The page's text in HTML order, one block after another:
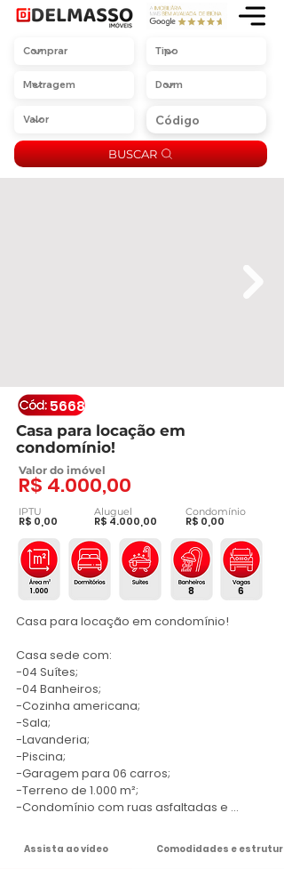
BUSCAR
5668
Casa para locação em
condomínio!
Valor do imóvel
R$ 4.000,00
IPTU
R$ 0,00
Aluguel
R$ 4.000,00
Condomínio
R$ 0,00
8 6
1.000
Casa para locação em condomínio!
Casa sede com:
-04 Suítes;
-04 Banheiros;
-Cozinha americana;
-Sala;
-Lavanderia;
-Piscina;
-Garagem para 06 carros;
-Terreno de 1.000 m²;
-Condomínio com ruas asfaltadas e
24 horas com ronda;
Ideal para moradia ou lazer!
Assista ao vídeo Comodidades e estrutura